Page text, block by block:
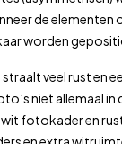
de elementen
worden
veel rust en
niet allemaal in
wit fotokader en